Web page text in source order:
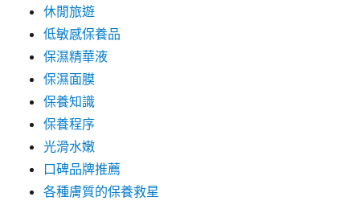
休閒旅遊
低敏感保養品
保濕精華液
保濕面膜
保養知識
保養程序
光滑水嫩
口碑品牌推薦
各種膚質的保養救星